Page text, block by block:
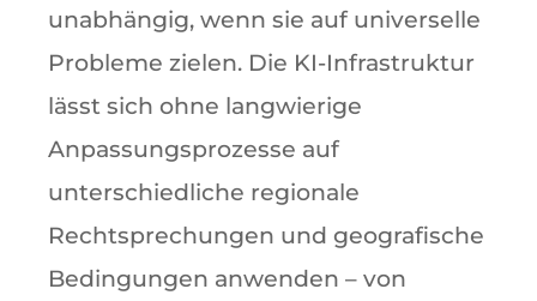
unabhängig, wenn sie auf universelle
Probleme zielen. Die KI-Infrastruktur
lässt sich ohne langwierige
Anpassungsprozesse auf
unterschiedliche regionale
Rechtsprechungen und geografische
Bedingungen anwenden – von